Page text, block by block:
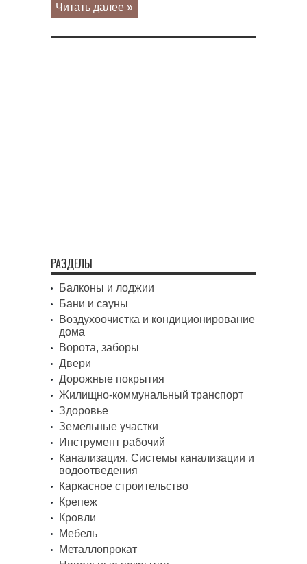
Читать далее »
РАЗДЕЛЫ
Балконы и лоджии
Бани и сауны
Воздухоочистка и кондиционирование
дома
Ворота, заборы
Двери
Дорожные покрытия
Жилищно-коммунальный транспорт
Здоровье
Земельные участки
Инструмент рабочий
Канализация. Системы канализации и
водоотведения
Каркасное строительство
Крепеж
Кровли
Мебель
Металлопрокат